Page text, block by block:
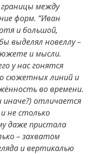
между
форм. “Иван
и большой,
выделял новеллу –
и мысли.
у нас гонятся
сюжетных линий и
во времени.
иначе?) отличается
не столько
даже пристала
– захватом
и вертикалью